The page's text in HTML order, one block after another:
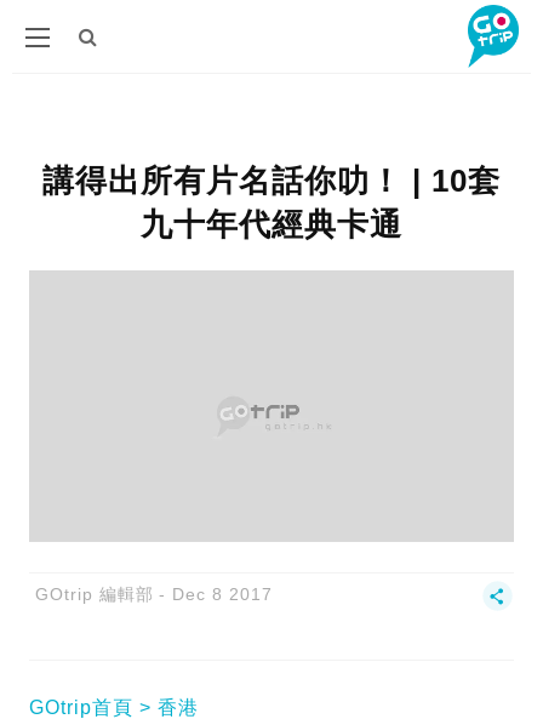
講得出所有片名話你叻！ | 10套
九十年代經典卡通
GOtrip 編輯部 Dec 8 2017
GOtrip首頁 香港